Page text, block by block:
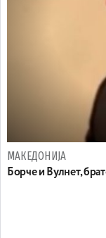
МАКЕДОНИЈА
Борче и Вулнет,